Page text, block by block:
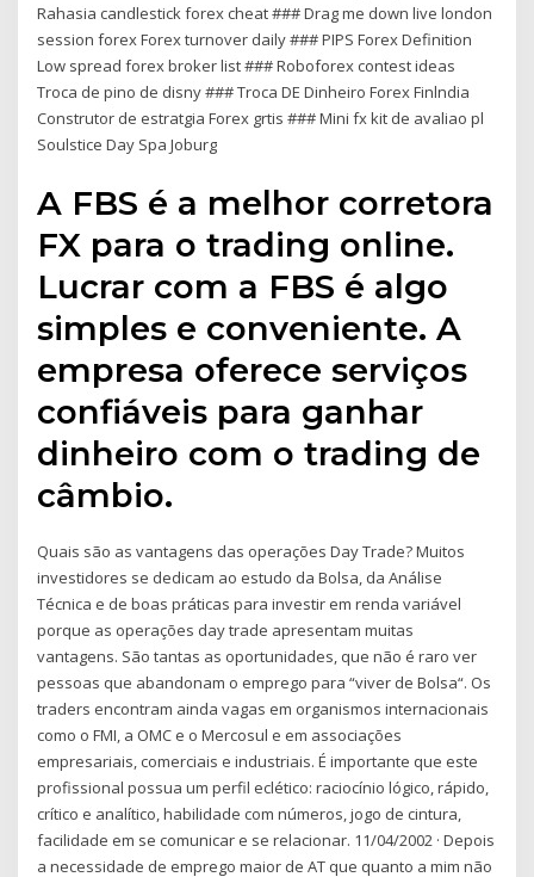
Rahasia candlestick forex cheat ### Drag me down live london
session forex Forex turnover daily ### PIPS Forex Definition
Low spread forex broker list ### Roboforex contest ideas
Troca de pino de disny ### Troca DE Dinheiro Forex Finlndia
Construtor de estratgia Forex grtis ### Mini fx kit de avaliao pl
Soulstice Day Spa Joburg
A FBS é a melhor corretora
FX para o trading online.
Lucrar com a FBS é algo
simples e conveniente. A
empresa oferece serviços
confiáveis para ganhar
dinheiro com o trading de
câmbio.
Quais são as vantagens das operações Day Trade? Muitos
investidores se dedicam ao estudo da Bolsa, da Análise
Técnica e de boas práticas para investir em renda variável
porque as operações day trade apresentam muitas
vantagens. São tantas as oportunidades, que não é raro ver
pessoas que abandonam o emprego para “viver de Bolsa“. Os
traders encontram ainda vagas em organismos internacionais
como o FMI, a OMC e o Mercosul e em associações
empresariais, comerciais e industriais. É importante que este
profissional possua um perfil eclético: raciocínio lógico, rápido,
crítico e analítico, habilidade com números, jogo de cintura,
facilidade em se comunicar e se relacionar. 11/04/2002 · Depois
a necessidade de emprego maior de AT que quanto a mim não